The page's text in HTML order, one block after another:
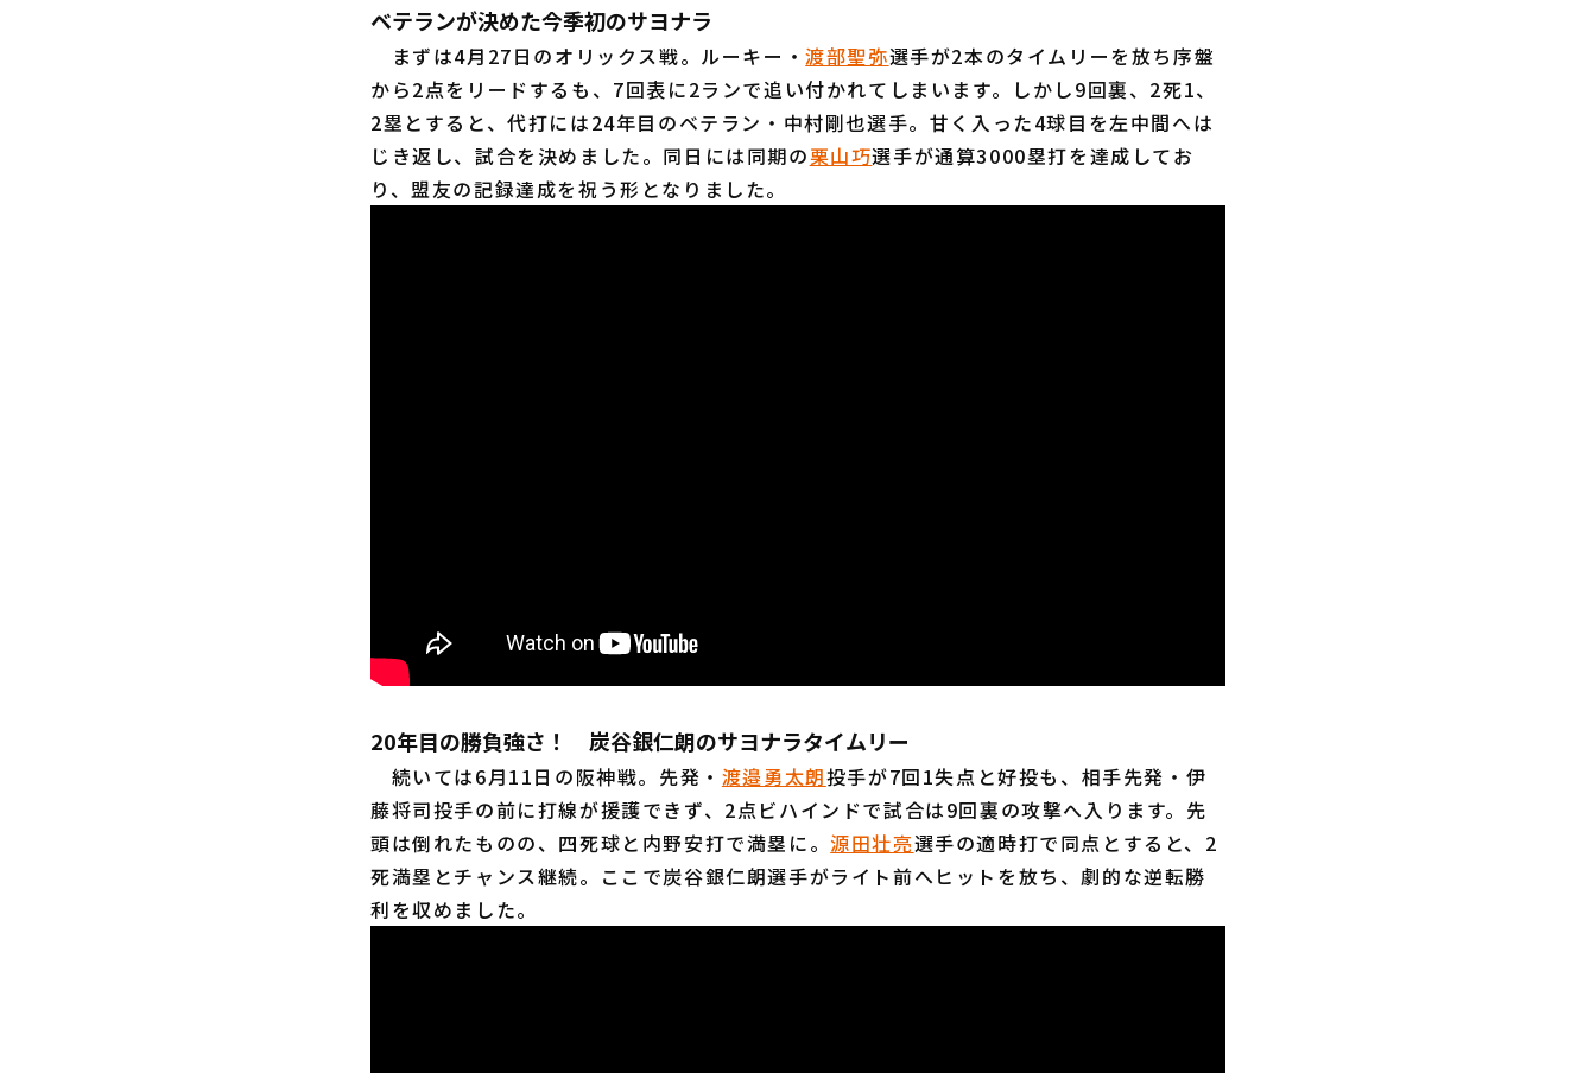
ベテランが決めた今季初のサヨナラ
まずは4月27日のオリックス戦。ルーキー・渡部聖弥選手が2本のタイムリーを放ち序盤
から2点をリードするも、7回表に2ランで追い付かれてしまいます。しかし9回裏、2死1、
2塁とすると、代打には24年目のベテラン・中村剛也選手。甘く入った4球目を左中間へは
じき返し、試合を決めました。同日には同期の栗山巧選手が通算3000塁打を達成してお
り、盟友の記録達成を祝う形となりました。
20年目の勝負強さ！ 炭谷銀仁朗のサヨナラタイムリー
続いては6月11日の阪神戦。先発・ 渡邉勇太朗投手が7回1失点と好投も、相手先発・伊
藤将司投手の前に打線が援護できず、2点ビハインドで試合は9回裏の攻撃へ入ります。先
頭は倒れたものの、四死球と内野安打で満塁に。 源田壮亮選手の適時打で同点とすると、2
死満塁とチャンス継続。ここで炭谷銀仁朗選手がライト前へヒットを放ち、劇的な逆転勝
利を収めました。